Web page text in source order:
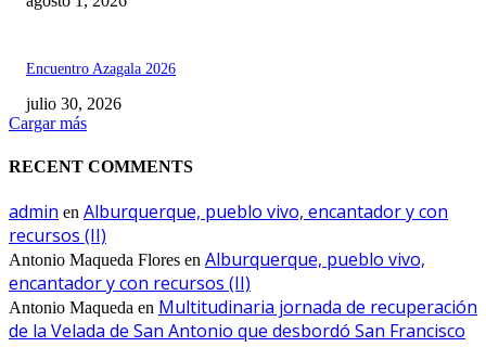
Encuentro Azagala 2026
julio 30, 2026
Cargar más
RECENT COMMENTS
admin en Alburquerque, pueblo vivo, encantador y con
recursos (II)
Antonio Maqueda Flores en Alburquerque, pueblo vivo,
encantador y con recursos (II)
Antonio Maqueda en Multitudinaria jornada de recuperación
de la Velada de San Antonio que desbordó San Francisco